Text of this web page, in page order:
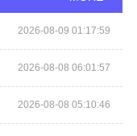
2026-08-09 01:17:59
2026-08-08 06:01:57
2026-08-08 05:10:46